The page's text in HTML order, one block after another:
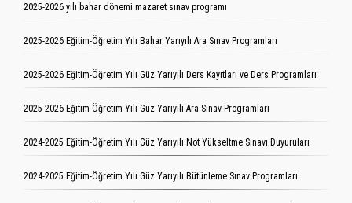
2025-2026 yılı bahar dönemi mazaret sınav programı
2025-2026 Eğitim-Öğretim Yılı Bahar Yarıyılı Ara Sınav Programları
2025-2026 Eğitim-Öğretim Yılı Güz Yarıyılı Ders Kayıtları ve Ders Programları
2025-2026 Eğitim-Öğretim Yılı Güz Yarıyılı Ara Sınav Programları
2024-2025 Eğitim-Öğretim Yılı Güz Yarıyılı Not Yükseltme Sınavı Duyuruları
2024-2025 Eğitim-Öğretim Yılı Güz Yarıyılı Bütünleme Sınav Programları